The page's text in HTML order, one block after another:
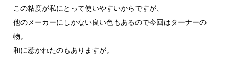
この粘度が私にとって使いやすいからですが、
他のメーカーにしかない良い色もあるので今回はターナーの
物。
和に惹かれたのもありますが。